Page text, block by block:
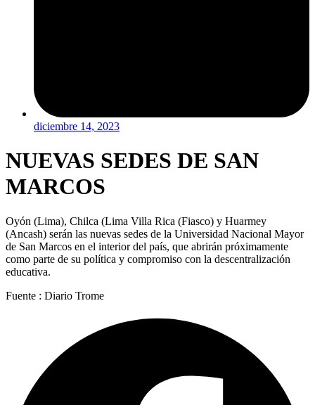
diciembre 14, 2023
NUEVAS SEDES DE SAN
MARCOS
Oyón (Lima), Chilca (Lima Villa Rica (Fiasco) y Huarmey
(Ancash) serán las nuevas sedes de la Universidad Nacional Mayor
de San Marcos en el interior del país, que abrirán próximamente
como parte de su política y compromiso con la descentralización
educativa.
Fuente : Diario Trome